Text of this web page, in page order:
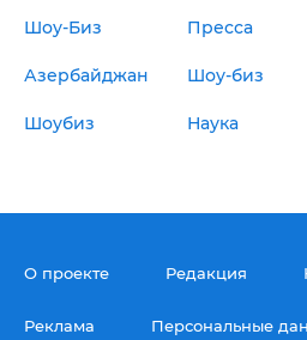
Шоу-Биз Пресса
Азербайджан Шоу-биз
Шоубиз Наука
О проекте Редакция
Реклама Персональные